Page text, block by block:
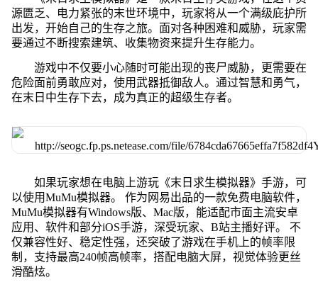
源匮乏、电力紧张的末世环境中，玩家将从一个满级庇护所
出发，开始自己的生存之旅。面对各种困难和威胁，玩家需
要通过不断搜索建筑、收集物资来提升生存能力。
游戏中不仅要小心随时可能出现的丧尸威胁，更需要在
危险面前勇敢应对，使用武器抵御敌人。通过智慧和勇气，
在末日中生存下去，成为真正的超级生存者。
如果玩家想在电脑上游玩《末日求生模拟器》手游，可
以使用MuMu模拟器。 作为网易出品的一款免费电脑软件，
MuMu模拟器有Windows版、Mac版，能适配市面主流安卓
应用、软件和部分iOS手游，深受玩家、B站主播好评。 不
仅兼容性好、稳定性强，还突破了游戏在手机上的帧率限
制，支持最高240帧高帧率，搭配电脑大屏，视觉体验更丝
滑酷炫。